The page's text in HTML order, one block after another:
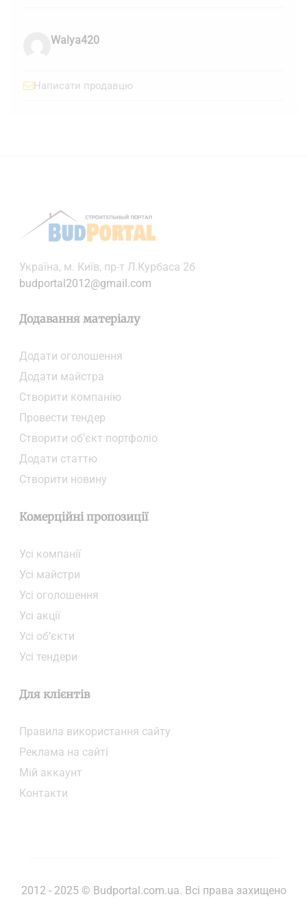
Walya420
Написати продавцю
Українa, м. Київ, пр-т Л.Курбаса 2б
budportal2012@gmail.com
Додавання матеріалу
Додати oголошення
Додати майстра
Створити компанiю
Провести тендер
Створити об’єкт портфоліо
Додати статтю
Створити новину
Комерційні пропозиції
Усі компанії
Усі майстри
Усі оголошення
Усі акції
Усі об’єкти
Усі тендери
Для клієнтів
Правила використання сайту
Реклама на сайті
Мій аккаунт
Контакти
2012 - 2025 © Budportal.com.ua. Всі права захищено